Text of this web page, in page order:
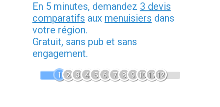
En 5 minutes, demandez 3 devis
comparatifs aux menuisiers dans
votre région.
Gratuit, sans pub et sans
engagement.
1 2 3 4 5 6 7 8 9 1011 12